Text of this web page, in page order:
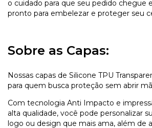
o cuidado para que seu pedido chegue
pronto para embelezar e proteger seu
Sobre as Capas:
Nossas capas de Silicone TPU
para quem busca proteção sem abrir
Com tecnologia Anti Impacto e
alta qualidade, você pode personalizar
logo ou design que mais ama, além de